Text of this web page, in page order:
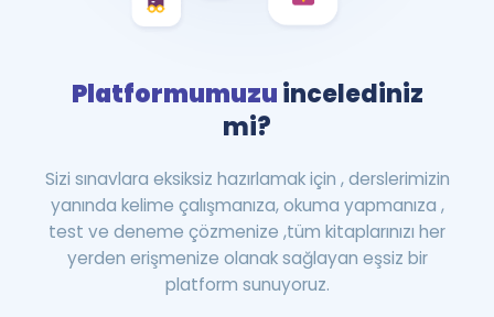
Platformumuzuincelediniz
mi?
Sizi sınavlara eksiksiz hazırlamak için , derslerimizin
yanında kelime çalışmanıza, okuma yapmanıza ,
test ve deneme çözmenize ,tüm kitaplarınızı her
yerden erişmenize olanak sağlayan eşsiz bir
platform sunuyoruz.